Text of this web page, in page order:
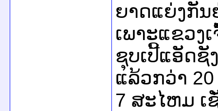
ຍາດ​ແຍ່ງ​ກັນ​
ເພາະ​ແຂວງ​
ຊຸບ​ເປ​ີ້ແອັດ​ຊັ
ແລ້ວ​ກວ່າ
7 ສະ​ໄຫມ ​​ເ